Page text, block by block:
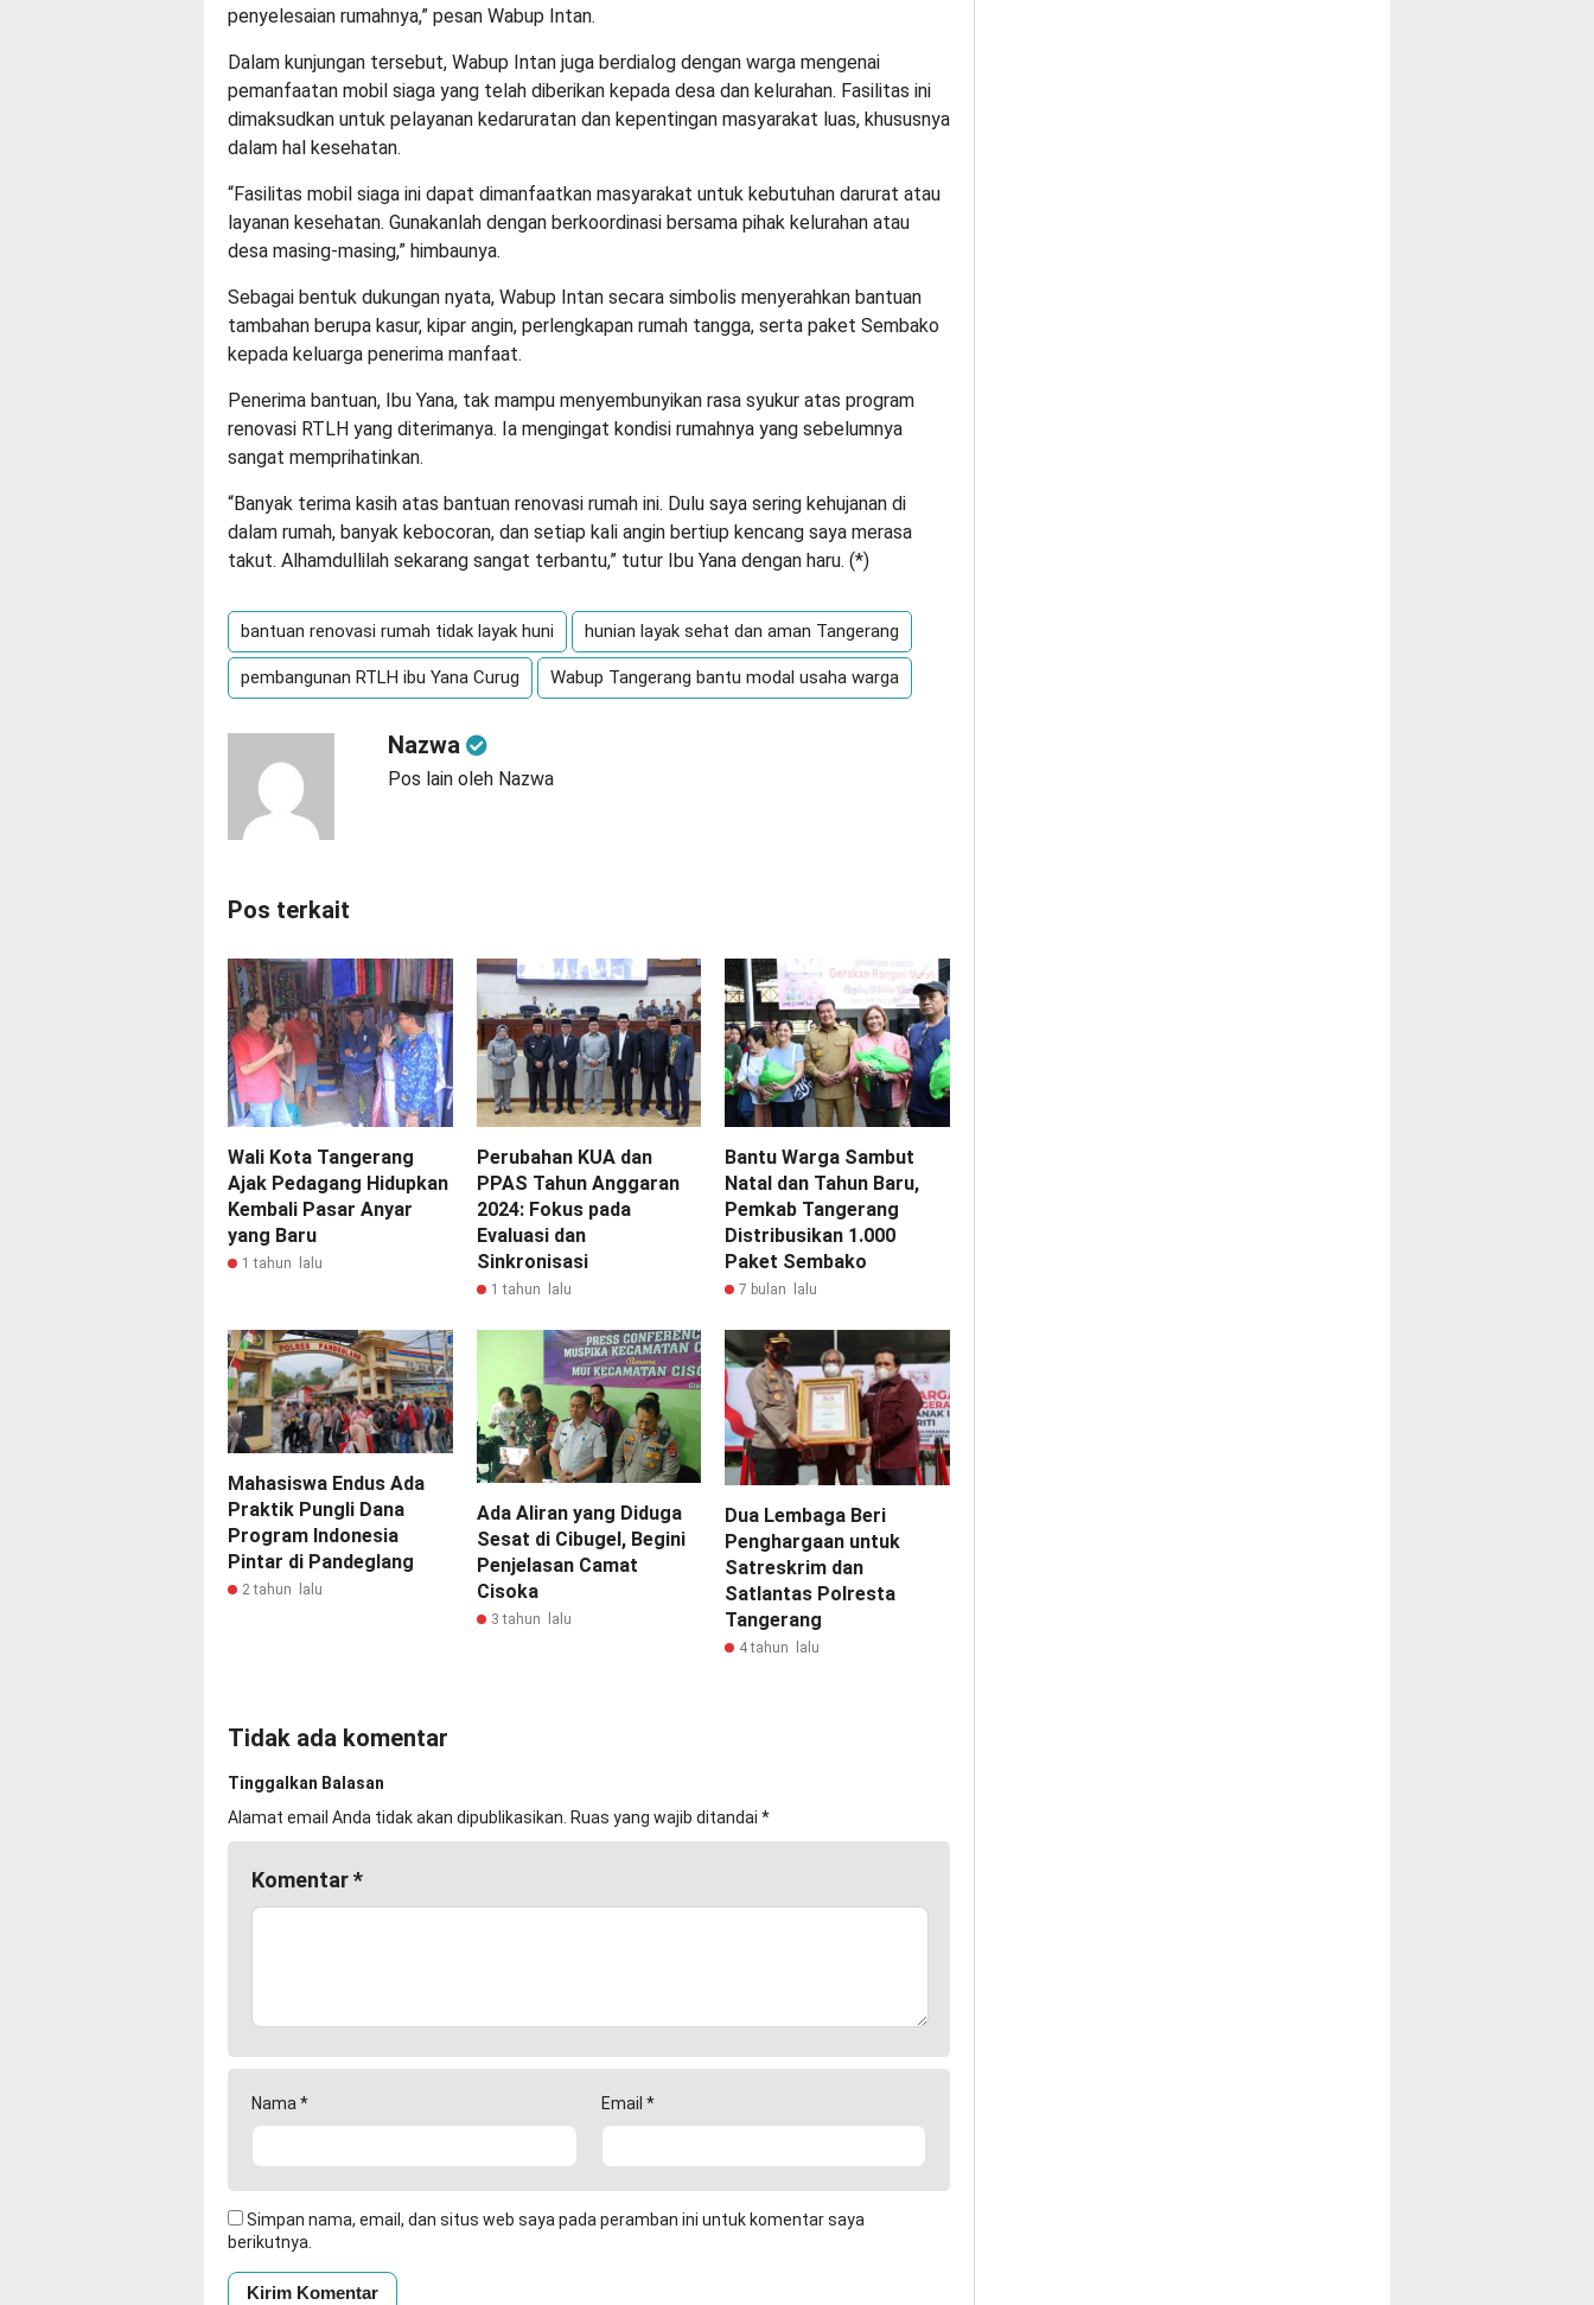
penyelesaian rumahnya,” pesan Wabup Intan.
Dalam kunjungan tersebut, Wabup Intan juga berdialog dengan warga mengenai
pemanfaatan mobil siaga yang telah diberikan kepada desa dan kelurahan. Fasilitas ini
dimaksudkan untuk pelayanan kedaruratan dan kepentingan masyarakat luas, khususnya
dalam hal kesehatan.
“Fasilitas mobil siaga ini dapat dimanfaatkan masyarakat untuk kebutuhan darurat atau
layanan kesehatan. Gunakanlah dengan berkoordinasi bersama pihak kelurahan atau
desa masing-masing,” himbaunya.
Sebagai bentuk dukungan nyata, Wabup Intan secara simbolis menyerahkan bantuan
tambahan berupa kasur, kipar angin, perlengkapan rumah tangga, serta paket Sembako
kepada keluarga penerima manfaat.
Penerima bantuan, Ibu Yana, tak mampu menyembunyikan rasa syukur atas program
renovasi RTLH yang diterimanya. Ia mengingat kondisi rumahnya yang sebelumnya
sangat memprihatinkan.
“Banyak terima kasih atas bantuan renovasi rumah ini. Dulu saya sering kehujanan di
dalam rumah, banyak kebocoran, dan setiap kali angin bertiup kencang saya merasa
takut. Alhamdullilah sekarang sangat terbantu,” tutur Ibu Yana dengan haru. (*)
bantuan renovasi rumah tidak layak huni hunian layak sehat dan aman Tangerang
pembangunan RTLH ibu Yana Curug Wabup Tangerang bantu modal usaha warga
Nazwa
Pos lain oleh Nazwa
Pos terkait
Wali Kota Tangerang
Ajak Pedagang Hidupkan
Kembali Pasar Anyar
yang Baru
1 tahun lalu
Perubahan KUA dan
PPAS Tahun Anggaran
2024: Fokus pada
Evaluasi dan
Sinkronisasi
1 tahun lalu
Bantu Warga Sambut
Natal dan Tahun Baru,
Pemkab Tangerang
Distribusikan 1.000
Paket Sembako
7 bulan lalu
Mahasiswa Endus Ada
Praktik Pungli Dana
Program Indonesia
Pintar di Pandeglang
2 tahun lalu
Ada Aliran yang Diduga
Sesat di Cibugel, Begini
Penjelasan Camat
Cisoka
3 tahun lalu
Dua Lembaga Beri
Penghargaan untuk
Satreskrim dan
Satlantas Polresta
Tangerang
4 tahun lalu
Tidak ada komentar
Tinggalkan Balasan
Alamat email Anda tidak akan dipublikasikan. Ruas yang wajib ditandai *
Komentar*
Nama * Email *
Simpan nama, email, dan situs web saya pada peramban ini untuk komentar saya
berikutnya.